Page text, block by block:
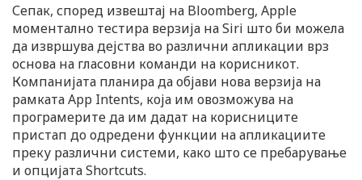
Сепак, според извештај на Bloomberg, Apple
моментално тестира верзија на Siri што би можела
да извршува дејства во различни апликации врз
основа на гласовни команди на корисникот.
Компанијата планира да објави нова верзија на
рамката App Intents, која им овозможува на
програмерите да им дадат на корисниците
пристап до одредени функции на апликациите
преку различни системи, како што се пребарување
и опцијата Shortcuts.